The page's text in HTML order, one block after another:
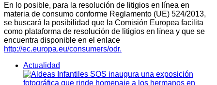
En lo posible, para la resolución de litigios en línea en
materia de consumo conforme Reglamento (UE) 524/2013,
se buscará la posibilidad que la Comisión Europea facilita
como plataforma de resolución de litigios en línea y que se
encuentra disponible en el enlace
http://ec.europa.eu/consumers/odr.
Actualidad